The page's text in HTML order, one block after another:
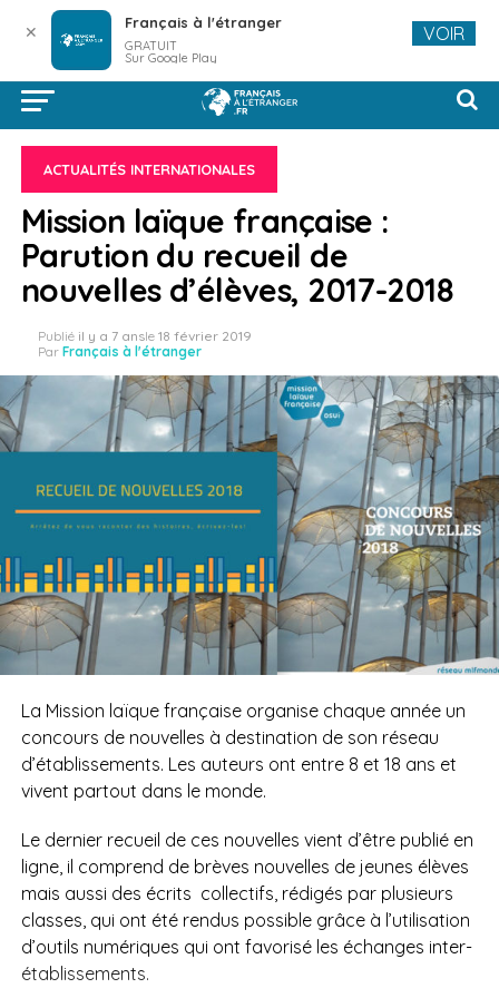
ACTUALITÉS INTERNATIONALES
Mission laïque française :
Parution du recueil de
nouvelles d’élèves, 2017-2018
Publié il y a 7 ansle 18 février 2019
Par Français à l'étranger
La Mission laïque française organise chaque année un
concours de nouvelles à destination de son réseau
d’établissements. Les auteurs ont entre 8 et 18 ans et
vivent partout dans le monde.
Le dernier recueil de ces nouvelles vient d’être publié en
ligne, il comprend de brèves nouvelles de jeunes élèves
mais aussi des écrits collectifs, rédigés par plusieurs
classes, qui ont été rendus possible grâce à l’utilisation
d’outils numériques qui ont favorisé les échanges inter-
établissements.
✕ Français à l'étranger
GRATUIT
Sur Google Play
VOIR